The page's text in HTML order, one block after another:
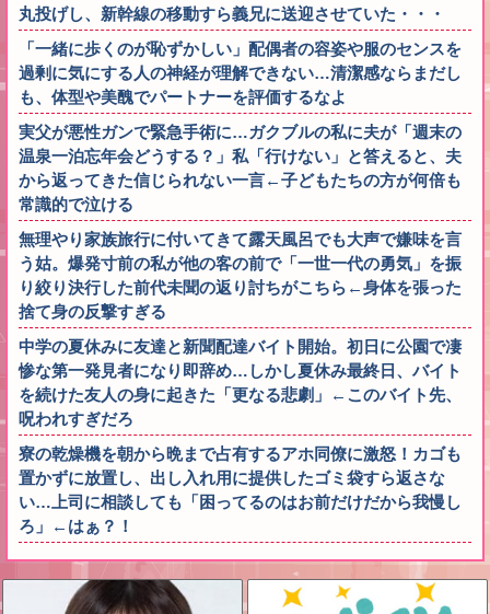
丸投げし、新幹線の移動すら義兄に送迎させていた・・・
「一緒に歩くのが恥ずかしい」配偶者の容姿や服のセンスを
過剰に気にする人の神経が理解できない…清潔感ならまだし
も、体型や美醜でパートナーを評価するなよ
実父が悪性ガンで緊急手術に…ガクブルの私に夫が「週末の
温泉一泊忘年会どうする？」私「行けない」と答えると、夫
から返ってきた信じられない一言←子どもたちの方が何倍も
常識的で泣ける
無理やり家族旅行に付いてきて露天風呂でも大声で嫌味を言
う姑。爆発寸前の私が他の客の前で「一世一代の勇気」を振
り絞り決行した前代未聞の返り討ちがこちら←身体を張った
捨て身の反撃すぎる
中学の夏休みに友達と新聞配達バイト開始。初日に公園で凄
惨な第一発見者になり即辞め…しかし夏休み最終日、バイト
を続けた友人の身に起きた「更なる悲劇」←このバイト先、
呪われすぎだろ
寮の乾燥機を朝から晩まで占有するアホ同僚に激怒！カゴも
置かずに放置し、出し入れ用に提供したゴミ袋すら返さな
い…上司に相談しても「困ってるのはお前だけだから我慢し
ろ」←はぁ？！